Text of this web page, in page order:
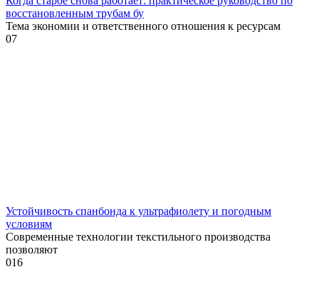
восстановленным трубам бу
Тема экономии и ответственного отношения к ресурсам
07
Устойчивость спанбонда к ультрафиолету и погодным
условиям
Современные технологии текстильного производства
позволяют
016